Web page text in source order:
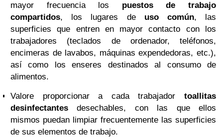
mayor frecuencia los puestos de trabajo
compartidos, los lugares de uso común, las
superficies que entren en mayor contacto con los
trabajadores (teclados de ordenador, teléfonos,
encimeras de lavabos, máquinas expendedoras, etc.),
así como los enseres destinados al consumo de
alimentos.
Valore proporcionar a cada trabajador toallitas
desinfectantes desechables, con las que ellos
mismos puedan limpiar frecuentemente las superficies
de sus elementos de trabajo.